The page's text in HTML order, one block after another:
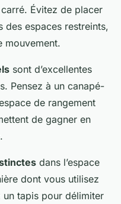
Évitez de placer
des espaces restreints,
mouvement.
sont d’excellentes
Pensez à un canapé-
de rangement
de gagner en
dans l’espace
dont vous utilisez
un tapis pour délimiter